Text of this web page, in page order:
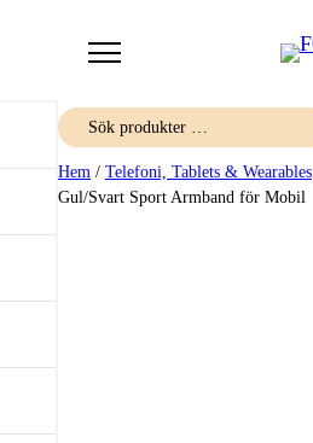
Sök
Hem / Telefoni, Tablets & Wearables
Gul/Svart Sport Armband för Mobil